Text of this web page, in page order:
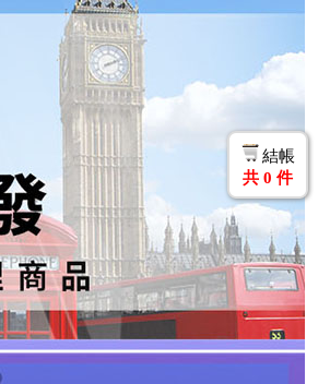
結帳
共 0 件